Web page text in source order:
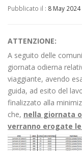
Pubblicato il : 8 May 2024
ATTENZIONE:
A seguito delle
giornata odierna
viaggiante, avendo
guida, ad esito del
finalizzato alla
che, nella giornata
verranno erogate